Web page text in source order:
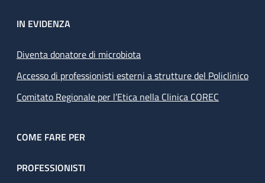
IN EVIDENZA
Diventa donatore di microbiota
Accesso di professionisti esterni a strutture del Policlinico
Comitato Regionale per l’Etica nella Clinica COREC
COME FARE PER
PROFESSIONISTI